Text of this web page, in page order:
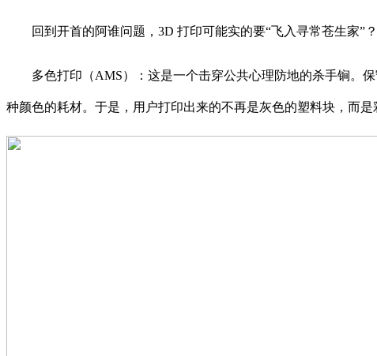
回到开首的阿谁问题，3D 打印可能实的要“飞入寻常苍生家”
多色打印（AMS）：这是一个击穿公共心理防地的杀手锏。保
种颜色的耗材。于是，用户打印出来的不再是灰色的塑料块，而